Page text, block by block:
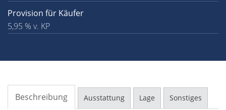
Provision für Käufer
5,95 % v. KP
Beschreibung Ausstattung Lage Sonstiges